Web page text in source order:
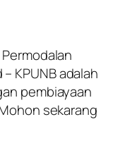
KPUNB adalah
pembiayaan
sekarang